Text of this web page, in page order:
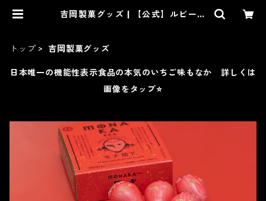
吉岡製菓グッズ | 【公式】ルビーの
トップ
吉岡製菓グッズ
日本唯一の機能性表示食品の本気のいちご味もなか 詳しくは
画像をタップ⭐️